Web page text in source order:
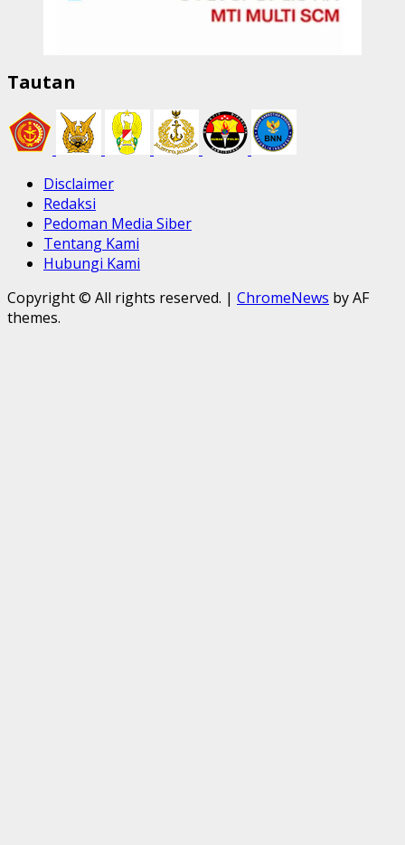
Tautan
Disclaimer
Redaksi
Pedoman Media Siber
Tentang Kami
Hubungi Kami
Copyright © All rights reserved. | ChromeNews by AF
themes.